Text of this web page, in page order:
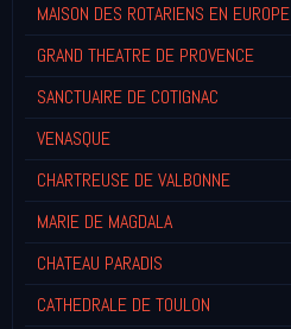
MAISON DES ROTARIENS EN EUROPE
GRAND THEATRE DE PROVENCE
SANCTUAIRE DE COTIGNAC
VENASQUE
CHARTREUSE DE VALBONNE
MARIE DE MAGDALA
CHATEAU PARADIS
CATHEDRALE DE TOULON